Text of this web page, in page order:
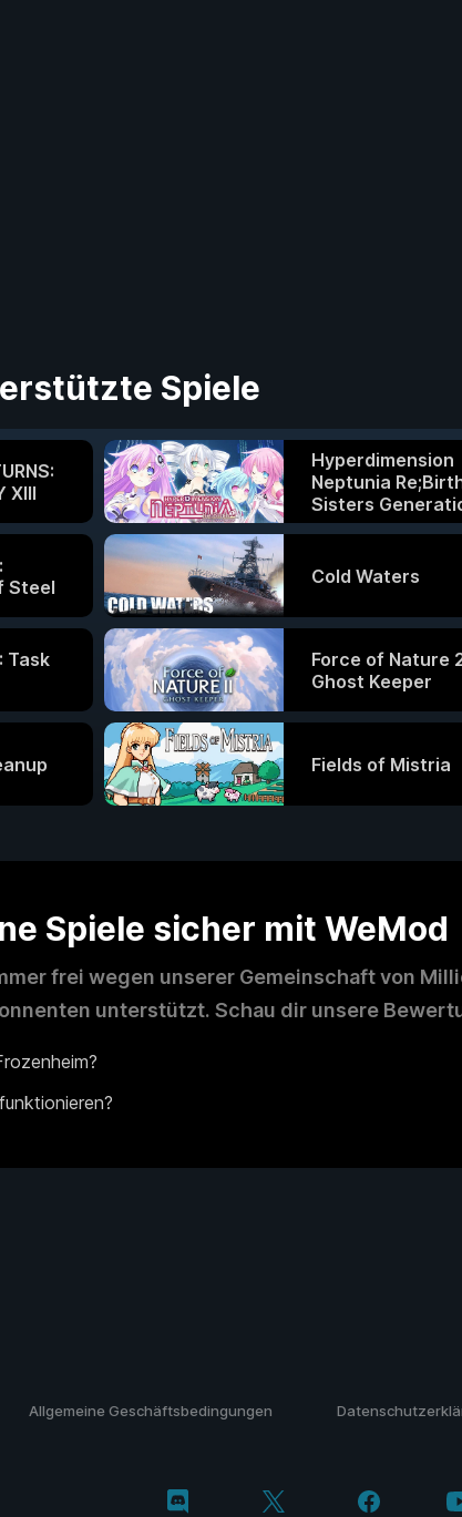
Spiele
XIII
Hyperdimension
Neptunia
Sisters
超次次元ゲイム ネ
Steel
Cold Waters
Task
Force of Nature
Ghost Keeper
Fields of Mistria
Spiele sicher mit WeMod
frei wegen unserer Gemeinschaft von
unterstützt. Schau dir unsere
Allgemeine Geschäftsbedingungen